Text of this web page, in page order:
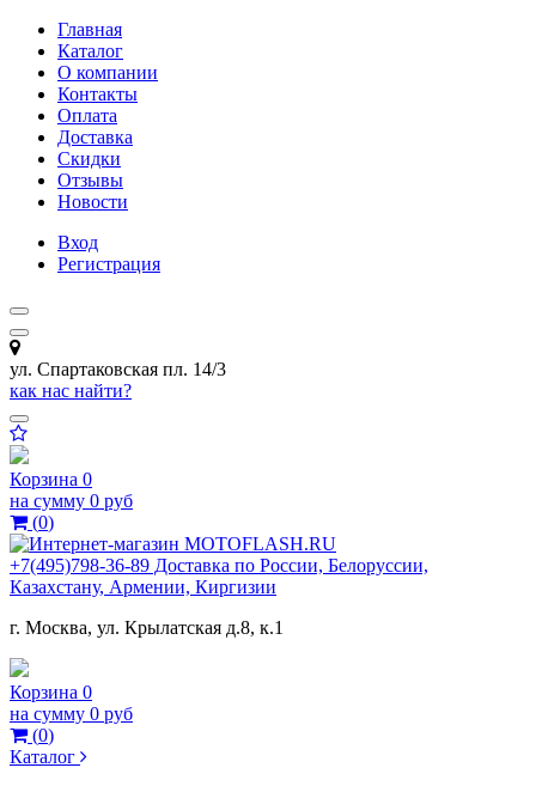
Главная
Каталог
О компании
Контакты
Оплата
Доставка
Скидки
Отзывы
Новости
Вход
Регистрация
ул. Спартаковская пл. 14/3
как нас найти?
Корзина 0
на сумму 0 руб
(0)
+7(495)798-36-89 Доставка по России, Белоруссии,
Казахстану, Армении, Киргизии
г. Москва, ул. Крылатская д.8, к.1
Корзина 0
на сумму 0 руб
(0)
Каталог